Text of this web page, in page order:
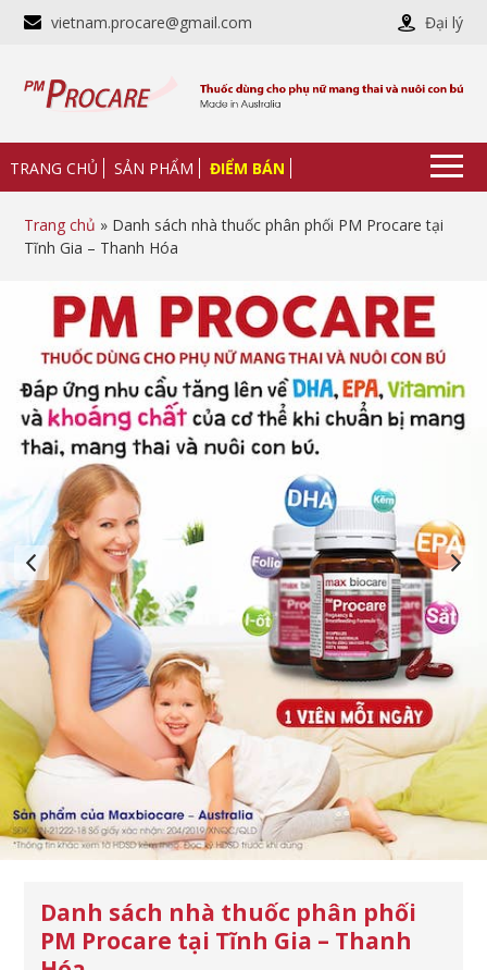
vietnam.procare@gmail.com Đại lý
TRANG CHỦ SẢN PHẨM ĐIỂM BÁN
Trang chủ » Danh sách nhà thuốc phân phối PM Procare tại
Tĩnh Gia – Thanh Hóa
Danh sách nhà thuốc phân phối
PM Procare tại Tĩnh Gia – Thanh